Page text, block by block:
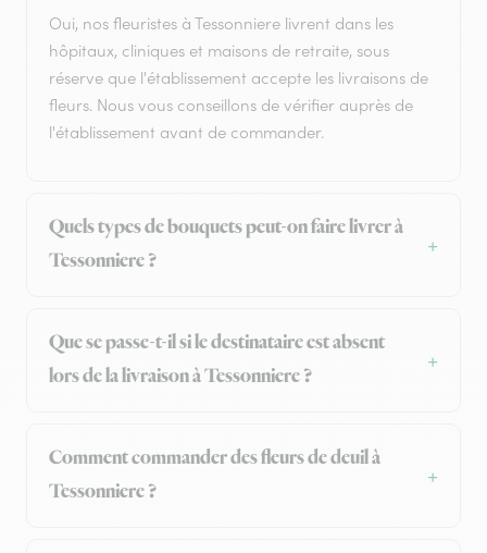
Oui, nos fleuristes à Tessonniere livrent dans les
hôpitaux, cliniques et maisons de retraite, sous
réserve que l'établissement accepte les livraisons de
fleurs. Nous vous conseillons de vérifier auprès de
l'établissement avant de commander.
Quels types de bouquets peut-on faire livrer à
Tessonniere ?
Que se passe-t-il si le destinataire est absent
lors de la livraison à Tessonniere ?
Comment commander des fleurs de deuil à
Tessonniere ?